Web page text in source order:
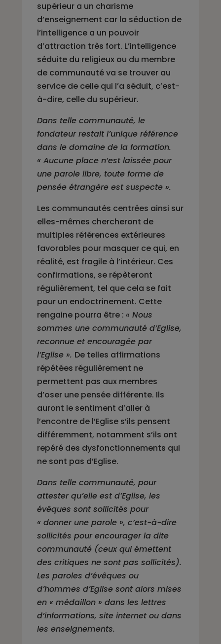
supérieur a un charisme
d’enseignement car la séduction de
l’intelligence a un pouvoir
d’attraction très fort. L’intelligence
séduite du religieux ou du membre
de communauté va se trouver au
service de celle qui l’a séduit, c’est-
à-dire, celle du supérieur.
Dans telle communauté, le
fondateur restait l’unique référence
dans le domaine de la formation.
« Aucune place n’est laissée pour
une parole libre, toute forme de
pensée étrangère est suspecte ».
Les communautés centrées ainsi sur
elles-mêmes chercheront de
multiples références extérieures
favorables pour masquer ce qui, en
réalité, est fragile à l’intérieur. Ces
confirmations, se répèteront
régulièrement, tel que cela se fait
pour un endoctrinement. Cette
rengaine pourra être : « Nous
sommes une communauté d’Eglise,
reconnue et encouragée par
l’Eglise ». De telles affirmations
répétées régulièrement ne
permettent pas aux membres
d’oser une pensée différente. Ils
auront le sentiment d’aller à
l’encontre de l’Eglise s’ils pensent
différemment, notamment s’ils ont
repéré des dysfonctionnements qui
ne sont pas d’Eglise.
Dans telle communauté, pour
attester qu’elle est d’Eglise, les
évêques sont sollicités pour
« donner une parole », c’est-à-dire
sollicités pour encourager la dite
communauté (ceux qui émettent
des critiques ne sont pas sollicités).
Les paroles d’évêques ou
d’hommes d’Eglise sont alors mises
en « médaillon » dans les lettres
d’informations, site internet ou dans
les enseignements.